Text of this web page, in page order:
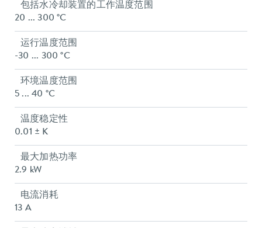
包括水冷却装置的工作温度范围
20 ... 300 °C
运行温度范围
-30 ... 300 °C
环境温度范围
5 ... 40 °C
温度稳定性
0.01 ± K
最大加热功率
2.9 kW
电流消耗
13 A